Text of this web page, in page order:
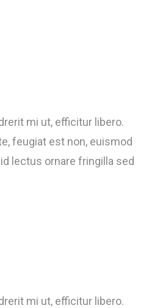
mi ut, efficitur libero.
feugiat est non, euismod
lectus ornare fringilla sed
mi ut, efficitur libero.